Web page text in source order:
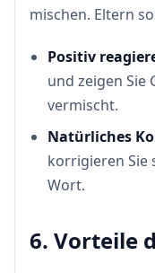
mischen. Eltern
Positiv
und zeigen Sie
vermischt.
Natürliches
korrigieren Sie
Wort.
6. Vorteile